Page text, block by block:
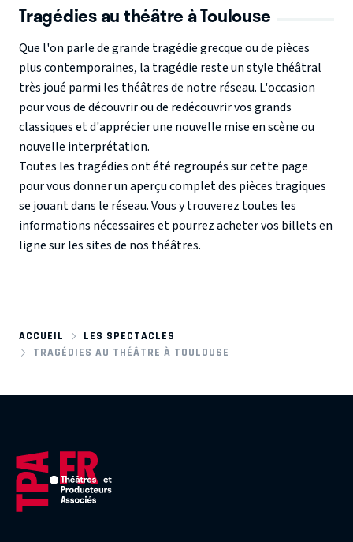
Tragédies au théâtre à Toulouse
Que l'on parle de grande tragédie grecque ou de pièces
plus contemporaines, la tragédie reste un style théâtral
très joué parmi les théâtres de notre réseau. L'occasion
pour vous de découvrir ou de redécouvrir vos grands
classiques et d'apprécier une nouvelle mise en scène ou
nouvelle interprétation.
Toutes les tragédies ont été regroupés sur cette page
pour vous donner un aperçu complet des pièces tragiques
se jouant dans le réseau. Vous y trouverez toutes les
informations nécessaires et pourrez acheter vos billets en
ligne sur les sites de nos théâtres.
ACCUEIL
LES SPECTACLES
TRAGÉDIES AU THÉÂTRE À TOULOUSE